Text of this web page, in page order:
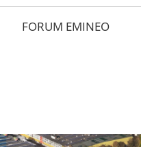
FORUM EMINEO